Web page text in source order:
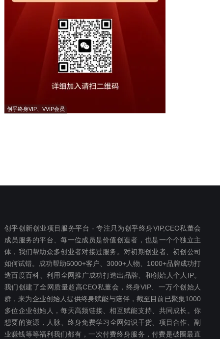
创乎终身VIP、VVIP会员
创乎创新创业项目服务平台 - 专注只为创乎终身VIP,CEO私董会
成员服务的平台、每一位成员是价值创造者，也是一个个独立主
体，我们帮助众多创业者对接过服务。对初期创业者、初创公司
如何试错。成功帮助6000+客户、3000+人物、1000+品牌成功打
造百度百科、利用全网推广成功打造出品牌、和创始人个人IP。
我们创建了全网质量超高CEO私董会，终身VIP、一万个创始人
群，来为企业创始人提供终身赋能与陪伴，截至目前已聚集1000
多位企业创始人，每天高频链接、相互赋能支持、共同成长。你
想要‬的资源，人脉、终身免费学习全网知识干货、项目合作、副
业赚钱等等福利我们都‬有，一次付费终‬身服务，付费是破圈最‬直